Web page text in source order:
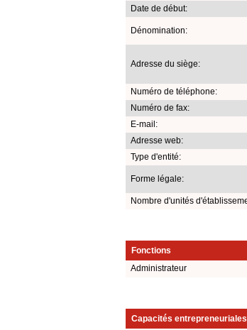
Date de début:
Dénomination:
Adresse du siège:
Numéro de téléphone:
Numéro de fax:
E-mail:
Adresse web:
Type d'entité:
Forme légale:
Nombre d'unités
Fonctions
Administrateur
Capacités